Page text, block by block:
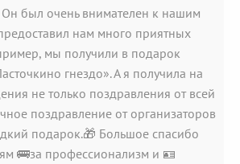
был очень внимателен к нашим
нам много приятных
мы получили в подарок
гнездо». А я получила на
не только поздравления от всей
поздравление от организаторов
подарок.🎁 Большое спасибо
🚌за профессионализм и 🪪